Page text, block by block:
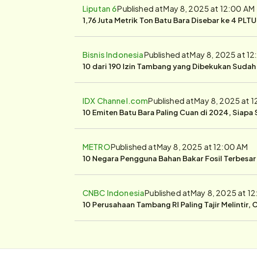
Liputan 6Published atMay 8, 2025 at 12:00 AM
1,76 Juta Metrik Ton Batu Bara Disebar ke 4
Bisnis IndonesiaPublished atMay 8, 2025 at
10 dari 190 Izin Tambang yang Dibekukan
IDX Channel.comPublished atMay 8, 2025 at
10 Emiten Batu Bara Paling Cuan di 2024, Siapa
METROPublished atMay 8, 2025 at 12:00 AM
10 Negara Pengguna Bahan Bakar Fosil
CNBC IndonesiaPublished atMay 8, 2025 at
10 Perusahaan Tambang RI Paling Tajir Melintir,